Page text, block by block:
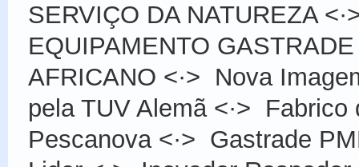
SERVIÇO DA NATUREZA
EQUIPAMENTO GASTRADE
AFRICANO <·> Nova
pela TUV Alemã<·> Fabrico
Pescanova<·> Gastrade